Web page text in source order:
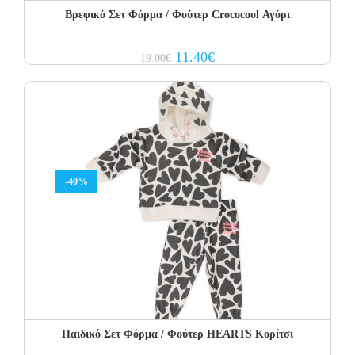
Βρεφικό Σετ Φόρμα / Φούτερ Crococool Αγόρι
19.00€ Original
price
19.00€.
11.40€Current
price
-40%
Παιδικό Σετ Φόρμα / Φούτερ HEARTS Κορίτσι